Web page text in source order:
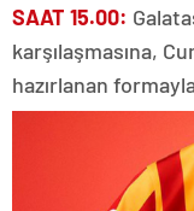
SAAT 15.00:
karşılaşmasına,
hazırlanan